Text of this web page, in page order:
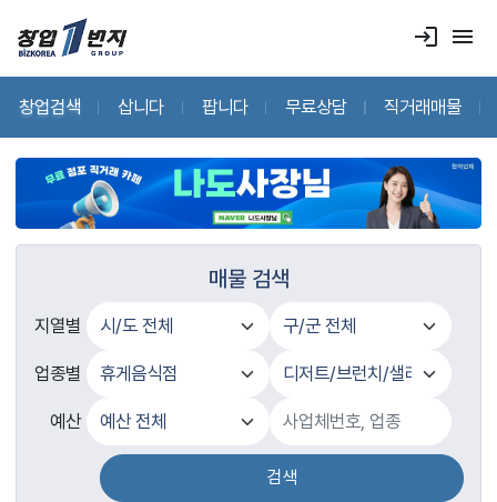
login menu
창업검색 삽니다 팝니다 무료상담 직거래매물
매물 검색
지열별
업종별
예산
검색